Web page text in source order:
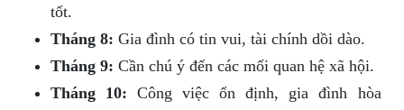
tốt.
Tháng 8: Gia đình có tin vui, tài chính dồi dào.
Tháng 9: Cần chú ý đến các mối quan hệ xã hội.
Tháng 10: Công việc ổn định, gia đình hòa